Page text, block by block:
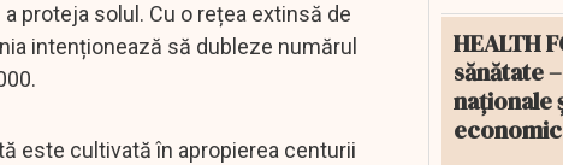
proteja solul. Cu o rețea extinsă de
intenționează să dubleze numărul
este cultivată în apropierea centurii
HEALTH
sănătate
naționale